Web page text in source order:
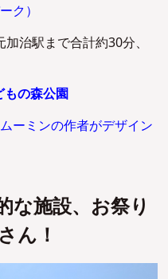
ク）
治駅まで合計約30分、
もの森公園
ーミンの作者がデザイン
な施設、お祭り
ん！